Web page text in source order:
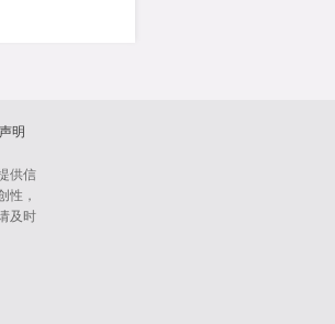
明
供信
性，
及时